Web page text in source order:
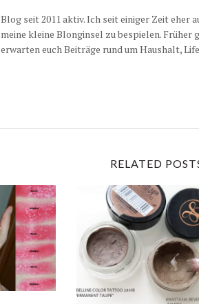
Blog seit 2011 aktiv. Ich seit einiger Zeit eher
meine kleine Blonginsel zu bespielen.
erwarten euch Beiträge rund um Haushalt,
RELATED